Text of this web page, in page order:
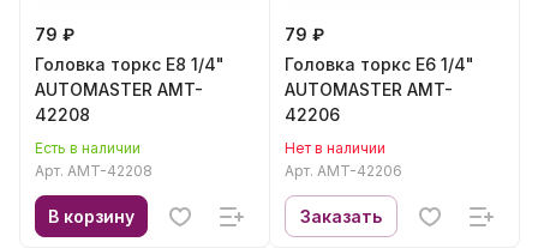
79 ₽
Головка торкс E8 1/4"
AUTOMASTER AMT-
42208
Есть в наличии
Арт. AMT-42208
В корзину
79 ₽
Головка торкс E6 1/4"
AUTOMASTER AMT-
42206
Нет в наличии
Арт. AMT-42206
Заказать